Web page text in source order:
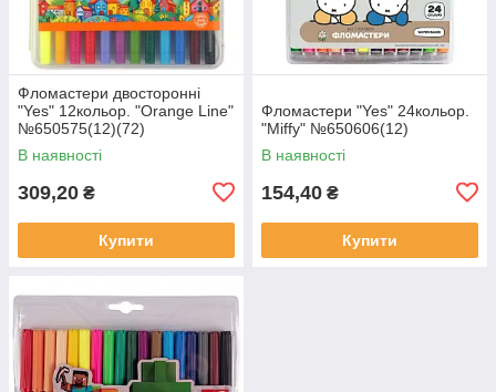
Фломастери двосторонні
"Yes" 12кольор. "Orange Line"
№650575(12)(72)
В наявності
309,20 ₴
Купити
Фломастери "Yes" 24кольор.
"Miffy" №650606(12)
В наявності
154,40 ₴
Купити